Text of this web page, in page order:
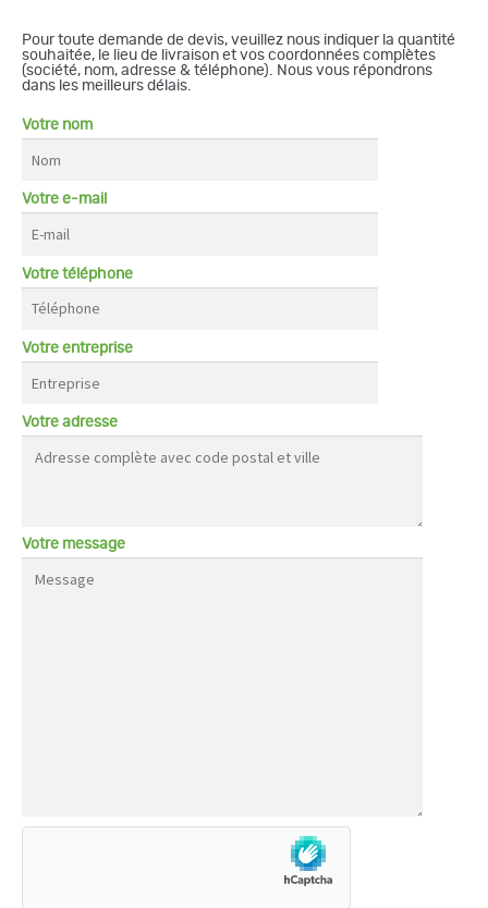
Pour toute demande de devis, veuillez nous indiquer la quantité
souhaitée, le lieu de livraison et vos coordonnées complètes
(société, nom, adresse & téléphone). Nous vous répondrons
dans les meilleurs délais.
Votre nom
Votre e-mail
Votre téléphone
Votre entreprise
Votre adresse
Votre message